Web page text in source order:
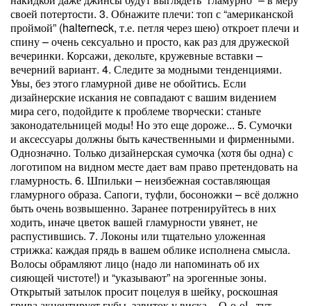
своей потертости. 3. Обнажите плечи: топ с “американской
проймой” (halterneck, т.е. петля через шею) откроет плечи и
спину – очень сексуально и просто, как раз для дружеской
вечеринки. Корсажи, декольте, кружевные вставки –
вечерний вариант. 4. Следите за модными тенденциями.
Увы, без этого гламурной диве не обойтись. Если
дизайнерские искания не совпадают с вашим видением
мира сего, подойдите к проблеме творчески: станьте
законодательницей моды! Но это еще дороже... 5. Сумочки
и аксессуары должны быть качественными и фирменными.
Однозначно. Только дизайнерская сумочка (хотя бы одна) с
логотипом на видном месте дает вам право претендовать на
гламурность. 6. Шпильки – неизбежная составляющая
гламурного образа. Сапоги, туфли, босоножки – всё должно
быть очень возвышенно. Заранее потренируйтесь в них
ходить, иначе цветок вашей гламурности увянет, не
распустившись. 7. Локоны или тщательно уложенная
стрижка: каждая прядь в вашем облике исполнена смысла.
Волосы обрамляют лицо (надо ли напоминать об их
сияющей чистоте!) и “указывают” на эрогенные зоны.
Открытый затылок просит поцелуя в шейку, роскошная